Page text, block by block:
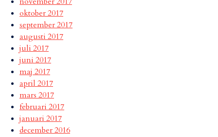
oktober 2017
september 2017
augusti 2017
juli 2017
juni 2017
maj 2017
april 2017
mars 2017
februari 2017
januari 2017
december 2016